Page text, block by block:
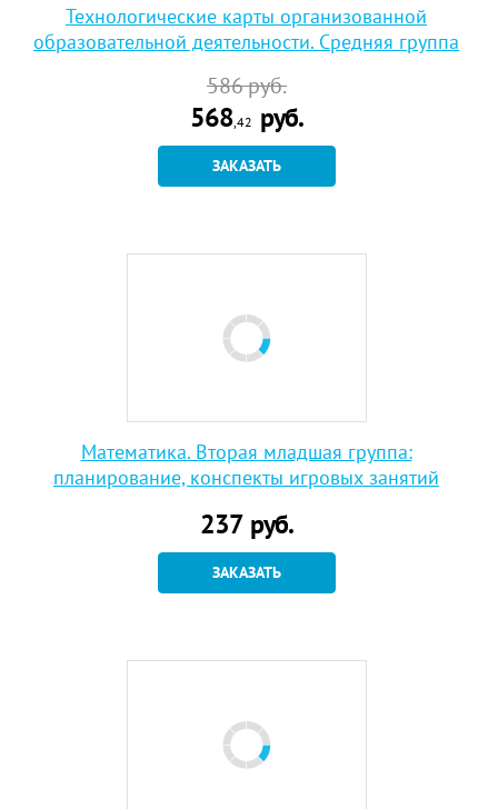
Технологические карты организованной
образовательной деятельности. Средняя группа
586руб.
568,42 руб.
ЗАКАЗАТЬ
Математика. Вторая младшая группа:
планирование, конспекты игровых занятий
237руб.
ЗАКАЗАТЬ